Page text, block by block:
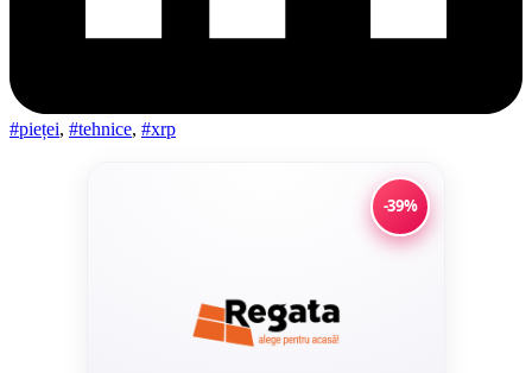
#pieței, #tehnice, #xrp
-39%